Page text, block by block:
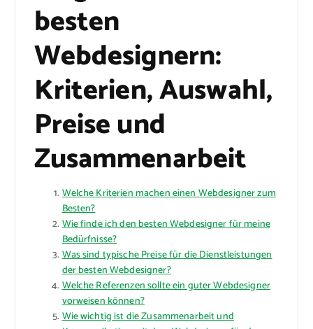
besten
Webdesignern:
Kriterien, Auswahl,
Preise und
Zusammenarbeit
Welche Kriterien machen einen Webdesigner zum
Besten?
Wie finde ich den besten Webdesigner für meine
Bedürfnisse?
Was sind typische Preise für die Dienstleistungen
der besten Webdesigner?
Welche Referenzen sollte ein guter Webdesigner
vorweisen können?
Wie wichtig ist die Zusammenarbeit und